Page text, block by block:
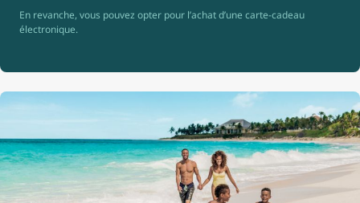
En revanche, vous pouvez opter pour l’achat d’une carte-cadeau
électronique.